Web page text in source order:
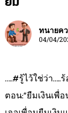
ทนายค
04/04/
…..#รู้ไว้ใช่ว่า…..
ตอน:“ยืมเงินเพื่